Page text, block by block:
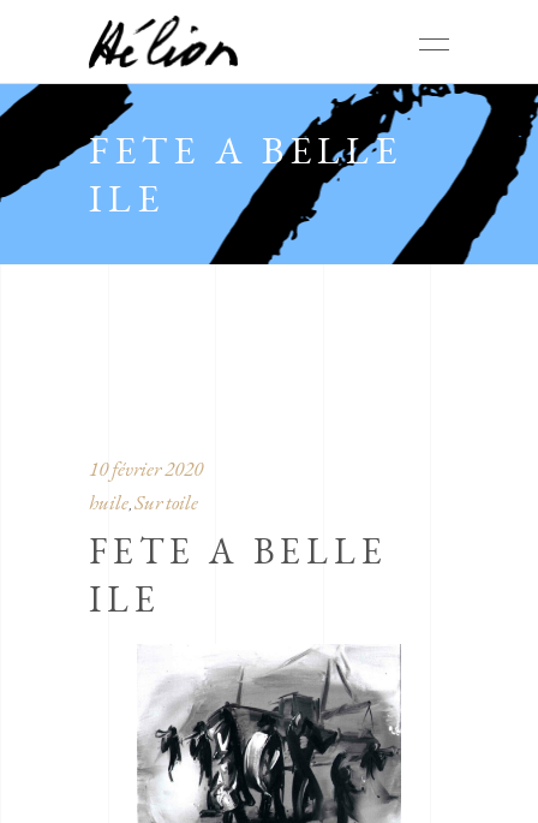
FETE A BELLE
ILE
10 février 2020
huile, Sur toile
FETE A BELLE
ILE